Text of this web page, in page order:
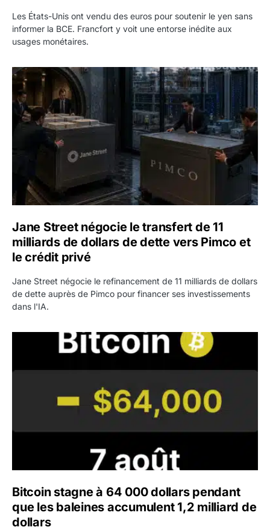
Les États-Unis ont vendu des euros pour soutenir le yen sans
informer la BCE. Francfort y voit une entorse inédite aux
usages monétaires.
Jane Street négocie le transfert de 11 milliards de
Jane Street négocie le transfert de 11
milliards de dollars de dette vers Pimco et
le crédit privé
Jane Street négocie le refinancement de 11 milliards de dollars
de dette auprès de Pimco pour financer ses investissements
dans l'IA.
Bitcoin stagne à 64 000 dollars pendant que les
Bitcoin stagne à 64 000 dollars pendant
que les baleines accumulent 1,2 milliard de
dollars